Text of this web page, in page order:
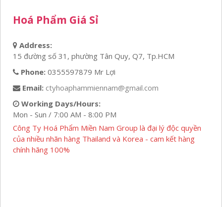
Hoá Phẩm Giá Sỉ
Address:
15 đường số 31, phường Tân Quy, Q7, Tp.HCM
Phone: 0355597879 Mr Lợi
Email: ctyhoaphammiennam@gmail.com
Working Days/Hours:
Mon - Sun / 7:00 AM - 8:00 PM
Công Ty Hoá Phẩm Miền Nam Group là đại lý độc quyền
của nhiều nhãn hàng Thailand và Korea - cam kết hàng
chính hãng 100%